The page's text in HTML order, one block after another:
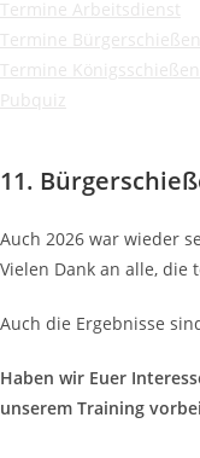
Termine Arbeitsdienst
Termine Bürgerschießen
Termine Königsschießen
Pubquiz
11.
Auch 2026 war wieder
Vielen Dank an alle, die
Auch die Ergebnisse
Haben wir Euer
unserem Training